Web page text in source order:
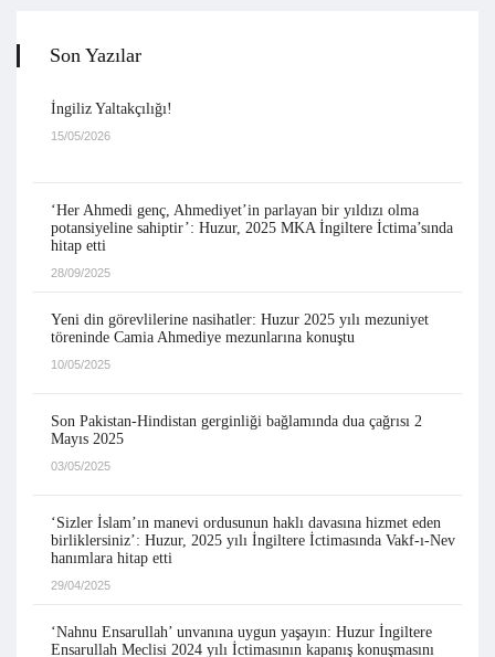
Son Yazılar
İngiliz Yaltakçılığı!
15/05/2026
‘Her Ahmedi genç, Ahmediyet’in parlayan bir yıldızı olma
potansiyeline sahiptir’: Huzur, 2025 MKA İngiltere İctima’sında
hitap etti
28/09/2025
Yeni din görevlilerine nasihatler: Huzur 2025 yılı mezuniyet
töreninde Camia Ahmediye mezunlarına konuştu
10/05/2025
Son Pakistan-Hindistan gerginliği bağlamında dua çağrısı 2
Mayıs 2025
03/05/2025
‘Sizler İslam’ın manevi ordusunun haklı davasına hizmet eden
birliklersiniz’: Huzur, 2025 yılı İngiltere İctimasında Vakf-ı-Nev
hanımlara hitap etti
29/04/2025
‘Nahnu Ensarullah’ unvanına uygun yaşayın: Huzur İngiltere
Ensarullah Meclisi 2024 yılı İctimasının kapanış konuşmasını